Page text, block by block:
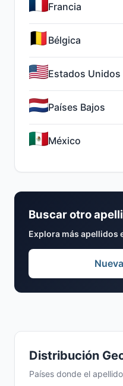
Distribución
Países donde el
Francia
Bélgica
Estados Unidos
Países Bajos
México
Buscar otro
Explora más apellidos